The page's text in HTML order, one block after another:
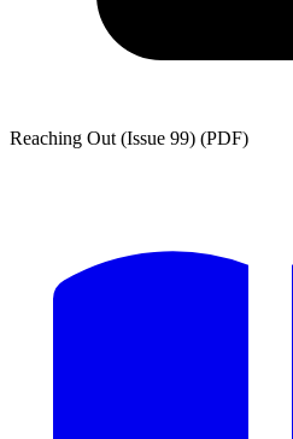
Reaching Out (Issue 99) (PDF)